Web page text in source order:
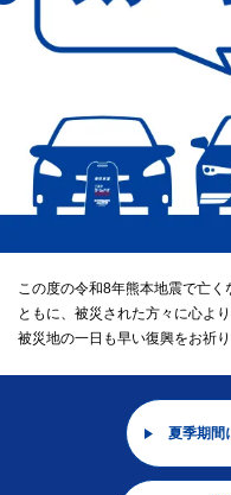
この度の令和8年熊本地震で亡
ともに、被災された方々に心よ
被災地の一日も早い復興をお祈り
夏季期間